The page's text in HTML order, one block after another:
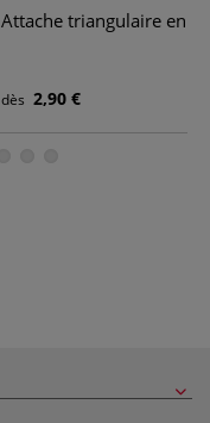
Attache triangulaire en
dès 2,90 €